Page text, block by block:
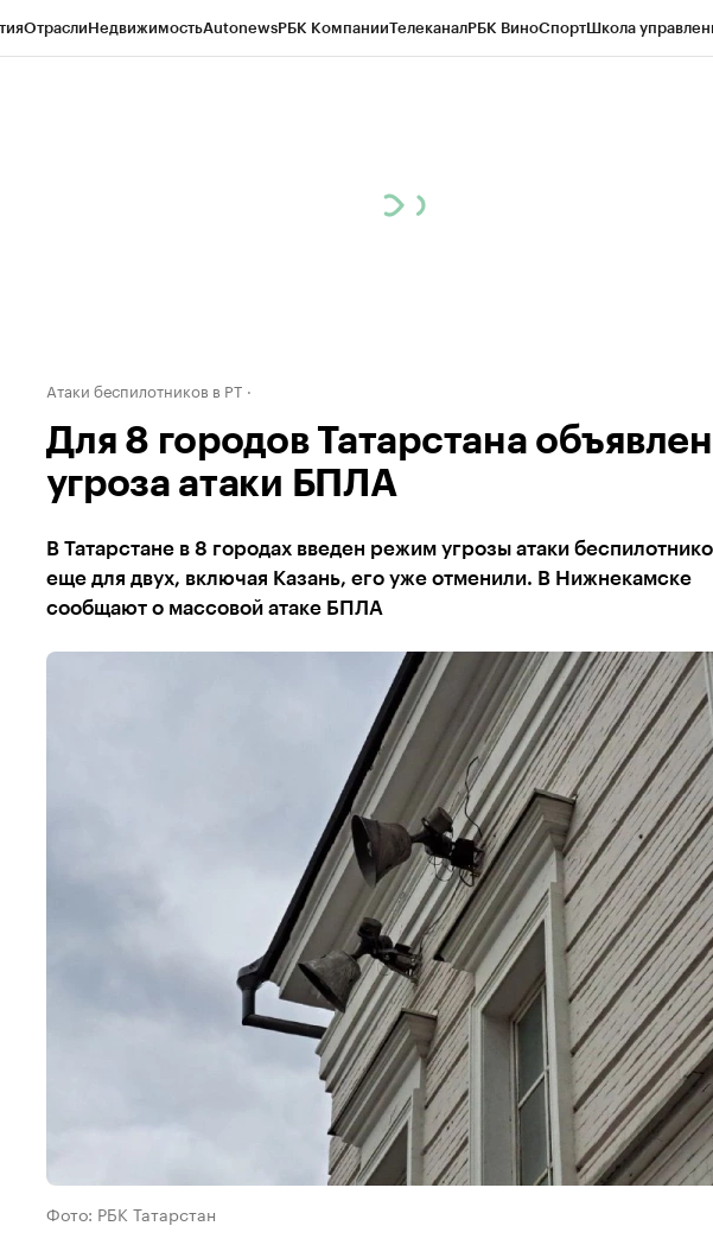
ОтраслиНедвижимостьAutonewsРБК КомпанииТелеканалРБК ВиноСпортШкола
Атаки беспилотников в РТ
Для 8 городов Татарстана
угроза атаки БПЛА
В Татарстане в 8 городах введен режим угрозы атаки
еще для двух, включая Казань, его уже отменили. В Нижнекамске
сообщают о массовой атаке БПЛА
Фото: РБК Татарстан